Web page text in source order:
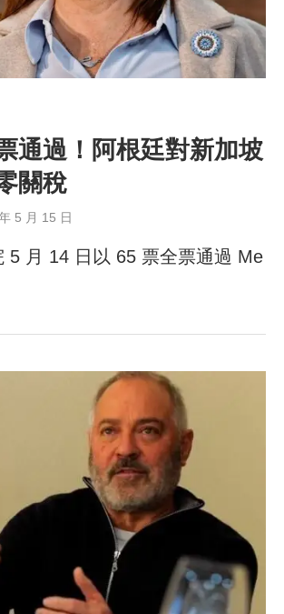
通過！阿根廷對新加坡
關稅
5 月 15 日
5 月 14 日以 65 票全票通過 Me